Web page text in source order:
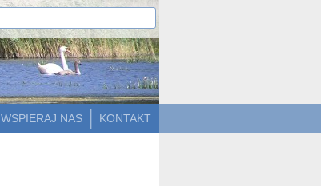
KONTAKT
WSPIERAJ NAS